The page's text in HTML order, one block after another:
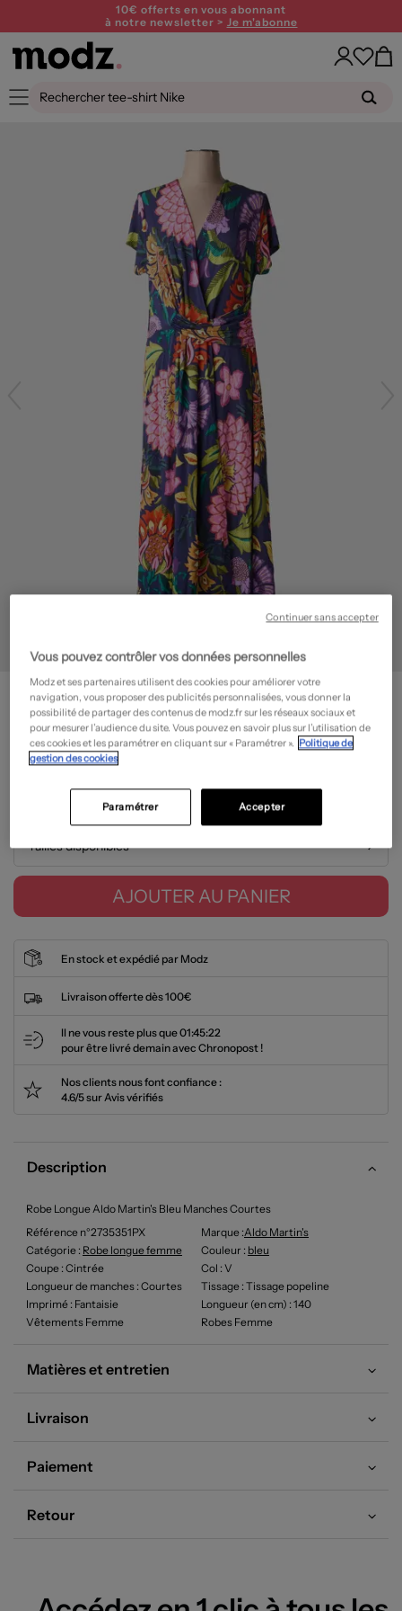
10€ offerts en vous abonnant
à notre newsletter > Je m'abonne
ALDO MARTIN'S
Robe longue - Manches courtes - Outlet
83,70€
Prix boutique : 279,00€
Guide des tailles
Tailles disponibles
AJOUTER AU PANIER
En stock et expédié par Modz
Livraison offerte dès 100€
Il ne vous reste plus que01:45:22
pour être livré demain avec Chronopost !
Nos clients nous font confiance :
4.6/5 sur Avis vérifiés
Description
Robe Longue Aldo Martin's Bleu Manches Courtes
Référence n°2735351PX
Marque :Aldo Martin's
Catégorie : Robe longue femme Couleur : bleu
Coupe : Cintrée Col : V
Longueur de manches : Courtes Tissage : Tissage popeline
Imprimé : Fantaisie Longueur (en cm) : 140
Vêtements Femme
Robes Femme
Matières et entretien
Livraison
Paiement
Retour
Vous pouvez contrôler vos données personnelles
Modz et ses partenaires utilisent des cookies pour améliorer votre
navigation, vous proposer des publicités personnalisées, vous donner la
possibilité de partager des contenus de modz.fr sur les réseaux sociaux et
pour mesurer l’audience du site. Vous pouvez en savoir plus sur l’utilisation de
ces cookies et les paramétrer en cliquant sur « Paramétrer ». Politique de
gestion des cookies
Accepter
Paramétrer
Continuer sans accepter